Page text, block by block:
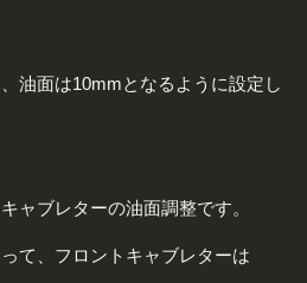
油面は10mmとなるように設定し
ャブレターの油面調整です。
て、フロントキャブレターは